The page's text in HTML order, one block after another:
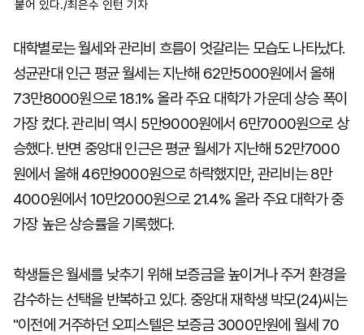
붙어 있다./최은수 인턴 기자
대학별로는 월세와 관리비 흐름이 엇갈리는 모습도 나타났다.
성균관대 인근 평균 월세는 지난해 62만5000원에서 올해
73만8000원으로 18.1% 올라 주요 대학가 가운데 상승 폭이
가장 컸다. 관리비 역시 5만9000원에서 6만7000원으로 상
승했다. 반면 중앙대 인근은 평균 월세가 지난해 52만7000
원에서 올해 46만9000원으로 하락했지만, 관리비는 8만
4000원에서 10만2000원으로 21.4% 올라 주요 대학가 중
가장 높은 상승률을 기록했다.
학생들은 월세를 낮추기 위해 보증금을 높이거나 주거 환경을
감수하는 선택을 반복하고 있다. 중앙대 재학생 박모(24)씨는
"이전에 거주하던 오피스텔은 보증금 3000만원에 월세 70